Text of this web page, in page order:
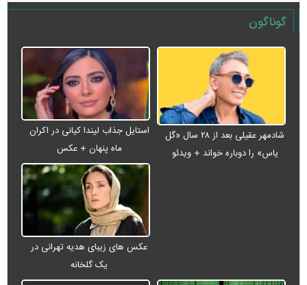
گوناگون
شادمهر عقیلی بعد از ۲۸ سال «گل
یاس» را دوباره خواند + ویدئو
استایل جذاب لیندا کیانی در اکران
ماه پنهان + عکس
عکس های زیبای هدیه تهرانی در
یک گلخانه